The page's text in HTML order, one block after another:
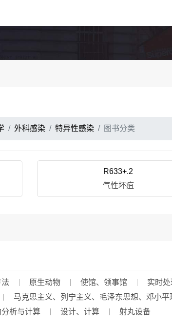
外科感染 特异性感染 图书分类
R633+.2
气性坏疽
原生动物 使馆、领事馆 实时处
马克思主义、列宁主义、毛泽东思想、邓小
析与计算 设计、计算 射丸设备